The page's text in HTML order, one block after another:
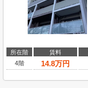
所在階 賃料
4階
14.8万円